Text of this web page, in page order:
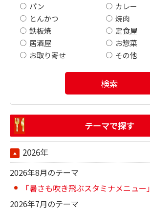
パン
カレー
とんかつ
焼肉
鉄板焼
定食屋
居酒屋
お惣菜
お取り寄せ
その他
検索
テーマで探す
2026年
2026年8月のテーマ
「暑さも吹き飛ぶスタミナメニュー」
2026年7月のテーマ